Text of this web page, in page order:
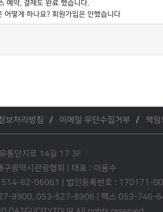
예약, 결제도 완료 했습니다.
어떻게 하나요? 회원가입은 안했습니다
보처리방침 이메일 무단수집거부 책임
통단지로 14길 17 3F
구광역시관광협회 | 대표 : 이용수
514-82-06061 | 법인등록번호 : 170171-
8900, 053-627-8906 | 팩스 053-746-